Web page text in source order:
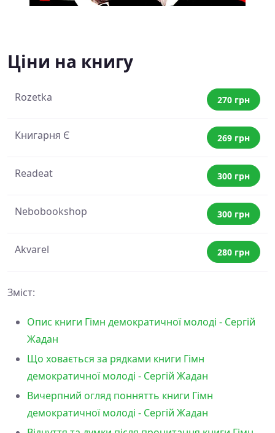
Ціни на книгу
Rozetka 270 грн
Книгарня Є 269 грн
Readeat 300 грн
Nebobookshop 300 грн
Akvarel 280 грн
Зміст:
Опис книги Гімн демократичної молоді - Сергій
Жадан
Що ховається за рядками книги Гімн
демократичної молоді - Сергій Жадан
Вичерпний огляд поннятть книги Гімн
демократичної молоді - Сергій Жадан